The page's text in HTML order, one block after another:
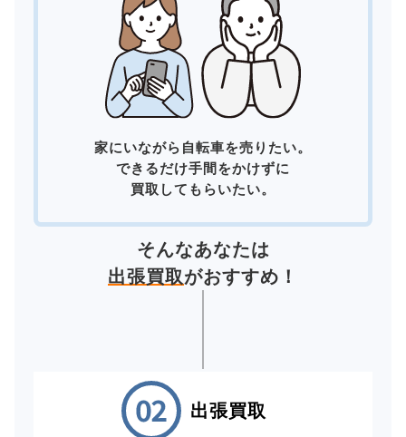
家にいながら自転車を売りたい。
できるだけ手間をかけずに
買取してもらいたい。
そんなあなたは
出張買取がおすすめ！
出張買取